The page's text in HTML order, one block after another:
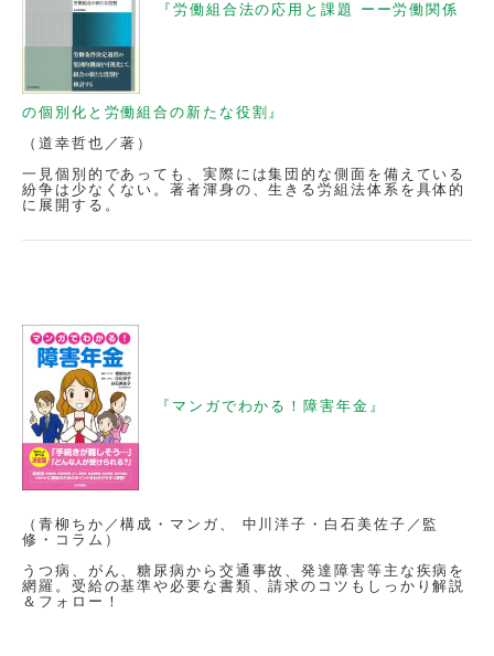
『労働組合法の応用と課題 ーー労働関係
の個別化と労働組合の新たな役割』
（道幸哲也／著）
一見個別的であっても、実際には集団的な側面を備えている
紛争は少なくない。著者渾身の、生きる労組法体系を具体的
に展開する。
『マンガでわかる！障害年金』
（青柳ちか／構成・マンガ、 中川洋子・白石美佐子／監
修・コラム）
うつ病、がん、糖尿病から交通事故、発達障害等主な疾病を
網羅。受給の基準や必要な書類、請求のコツもしっかり解説
＆フォロー！